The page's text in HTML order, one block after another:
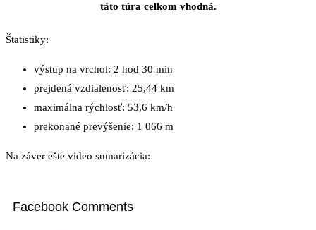
táto túra celkom vhodná.
Štatistiky:
výstup na vrchol: 2 hod 30 min
prejdená vzdialenosť: 25,44 km
maximálna rýchlosť: 53,6 km/h
prekonané prevýšenie: 1 066 m
Na záver ešte video sumarizácia:
Facebook Comments